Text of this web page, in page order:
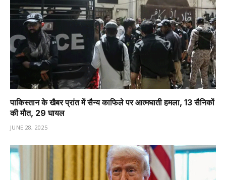
पाकिस्तान के खैबर प्रांत में सैन्य काफिले पर आत्मघाती हमला, 13 सैनिकों
की मौत, 29 घायल
JUNE 28, 2025